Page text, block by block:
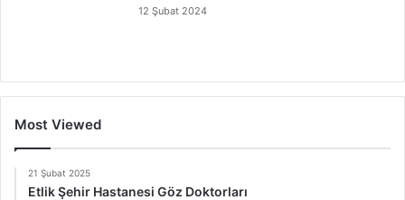
12 Şubat 2024
Most Viewed
21 Şubat 2025
Etlik Şehir Hastanesi Göz Doktorları